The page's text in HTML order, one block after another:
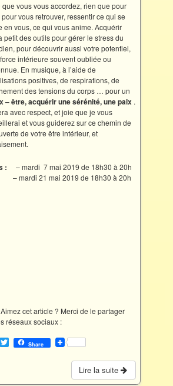
que vous vous accordez, rien que pour
pour vous retrouver, ressentir ce qui se
en vous, ce qui vous anime. Acquérir
petit des outils pour gérer le stress du
pour découvrir aussi votre potentiel,
intérieure souvent oubliée ou
En musique, à l’aide de
positives, de respirations, de
des tensions du corps … pour un
–être, acquérir une sérénité, une paix .
avec respect, et joie que je vous
et vous guiderez sur ce chemin de
de votre être intérieur, et
: – mardi 7 mai 2019 de 18h30 à 20h
21 mai 2019 de 18h30 à 20h
cet article ? Merci de le partager
réseaux sociaux :
F
a
T
w
Share
Lire la suite